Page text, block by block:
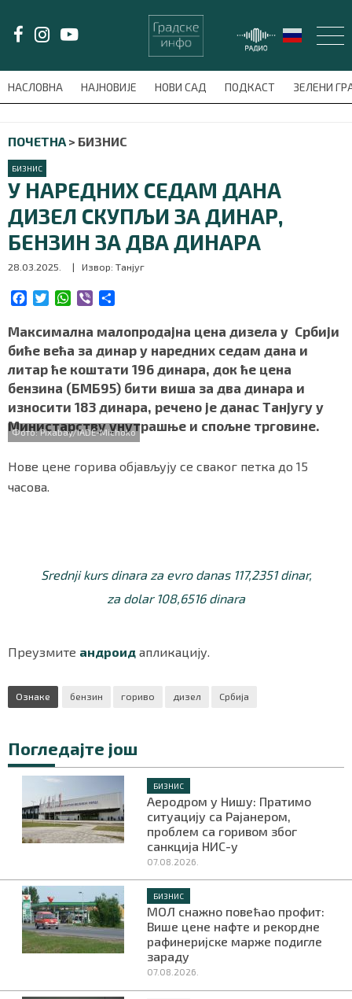
НАСЛОВНА НАЈНОВИЈЕ НОВИ САД ПОДКАСТ ЗЕЛЕНИ
meni'); $this_item = current( wp_filter_object_list(
ПОЧЕТНА > БИЗНИС
БИЗНИС
У НАРЕДНИХ СЕДАМ ДАНА
ДИЗЕЛ СКУПЉИ ЗА ДИНАР,
БЕНЗИН ЗА ДВА ДИНАРА
28.03.2025. | Извор: Танјуг
c
e
b
o
o
k
i
t
t
e
r
W
a
t
s
A
p
p
b
e
r
a
r
e
Максимална малопродајна цена дизела у Србији
биће већа за динар у наредних седам дана и
литар ће коштати 196 динара, док ће цена
бензина (БМБ95) бити виша за два динара и
износити 183 динара, речено је данас Танјугу у
Министарству унутрашње и спољне трговине.
Фото: Pixabay/IADE-Michoko
Нове цене горива објављују се сваког петка до 15
часова.
Srednji kurs dinara za evro danas 117,2351 dinar,
za dolar 108,6516 dinara
Преузмите андроид апликацију.
Ознаке бензин гориво дизел Србија
Погледајте још
БИЗНИС
Аеродром у Нишу: Пратимо
ситуацију са Рајанером,
проблем са горивом због
санкција НИС-у
07.08.2026.
БИЗНИС
МОЛ снажно повећао профит:
Више цене нафте и рекордне
рафинеријске марже подигле
зараду
07.08.2026.
LAT/ЋИР
НАСЛОВНА
НАЈНОВИЈЕ
НОВИ САД
ПОДКАСТ
ЗЕЛЕНИ ГРАД
ВИДЕО
СПЕЦИЈАЛИ
БЛОГ
СРБИЈА
СВЕТ
БИЗНИС
Маркетинг|Услови коришћења|Политика
ПРЕУЗМИТЕ НАШУ АПЛИКАЦИЈУ